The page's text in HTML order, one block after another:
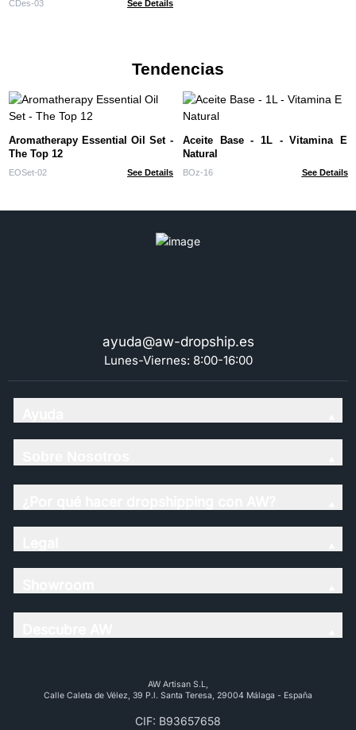
CDes-03 See Details
Tendencias
Aromatherapy Essential Oil Set -
The Top 12
EOSet-02 See Details
Aceite Base - 1L - Vitamina E
Natural
BOz-16 See Details
ayuda@aw-dropship.es
Lunes-Viernes: 8:00-16:00
AW Artisan S.L,
Calle Caleta de Vélez, 39 P.l. Santa Teresa, 29004 Málaga - España
CIF: B93657658